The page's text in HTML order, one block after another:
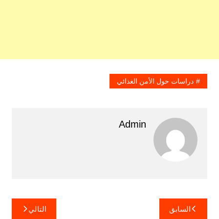
دراسات حول الأمن الغذائي
Admin
تصفّح
السابق التالي